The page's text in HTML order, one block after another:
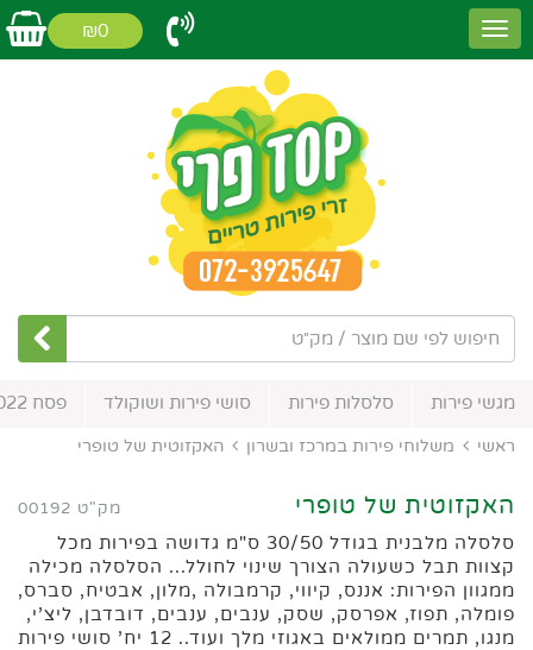
₪0
מגשי פירות סלסלות פירות סושי פירות ושוקולד פסח 2022
ראשי משלוחי פירות במרכז ובשרון האקזוטית של טופרי
האקזוטית של טופרי מק"ט 00192
סלסלה מלבנית בגודל 30/50 ס"מ גדושה בפירות מכל
קצוות תבל כשעולה הצורך שינוי לחולל... הסלסלה מכילה
ממגוון הפירות: אננס, קיווי, קרמבולה ,מלון, אבטיח, סברס,
פומלה, תפוז, אפרסק, שסק, ענבים, ענבים, דובדבן, ליצ'י,
מנגו, תמרים ממולאים באגוזי מלך ועוד.. 12 יח' סושי פירות